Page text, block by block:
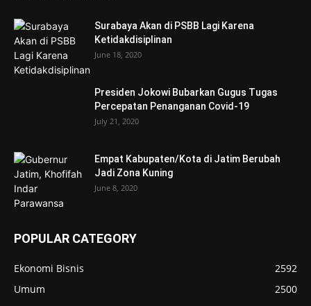
Surabaya Akan di PSBB Lagi Karena
Ketidakdisiplinan
June 18, 2020
Presiden Jokowi Bubarkan Gugus Tugas
Percepatan Penanganan Covid-19
July 21, 2020
Empat Kabupaten/Kota di Jatim Berubah
Jadi Zona Kuning
June 8, 2020
POPULAR CATEGORY
Ekonomi Bisnis
2592
Umum
2500